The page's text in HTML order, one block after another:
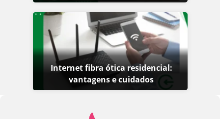
Internet fibra ótica residencial:
vantagens e cuidados